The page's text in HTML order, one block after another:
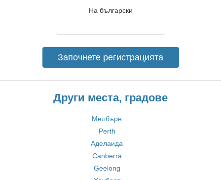
На български
Започнете регистрацията
Други места, градове
Мелбърн
Perth
Аделаида
Canberra
Geelong